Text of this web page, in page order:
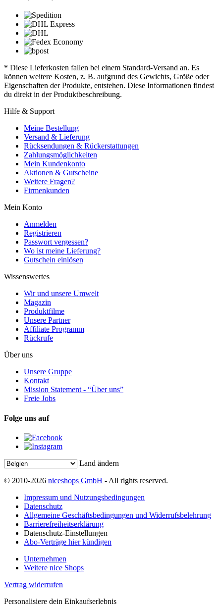
* Diese Lieferkosten fallen bei einem Standard-Versand an. Es
können weitere Kosten, z. B. aufgrund des Gewichts, Größe oder
Eigenschaften der Produkte, entstehen. Diese Informationen findest
du direkt in der Produktbeschreibung.
Hilfe & Support
Meine Bestellung
Versand & Lieferung
Rücksendungen & Rückerstattungen
Zahlungsmöglichkeiten
Mein Kundenkonto
Aktionen & Gutscheine
Weitere Fragen?
Firmenkunden
Mein Konto
Anmelden
Registrieren
Passwort vergessen?
Wo ist meine Lieferung?
Gutschein einlösen
Wissenswertes
Wir und unsere Umwelt
Magazin
Produktfilme
Unsere Partner
Affiliate Programm
Rückrufe
Über uns
Unsere Gruppe
Kontakt
Mission Statement - “Über uns”
Freie Jobs
Folge uns auf
Land ändern
© 2010-2026 niceshops GmbH - All rights reserved.
Impressum und Nutzungsbedingungen
Datenschutz
Allgemeine Geschäftsbedingungen und Widerrufsbelehrung
Barrierefreiheitserklärung
Datenschutz-Einstellungen
Abo-Verträge hier kündigen
Unternehmen
Weitere nice Shops
Vertrag widerrufen
Personalisiere dein Einkaufserlebnis